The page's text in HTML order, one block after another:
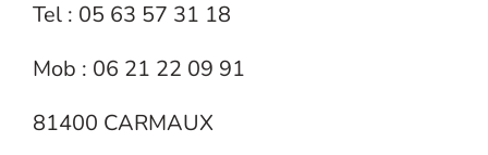
Tel : 05 63 57 31 18
Mob : 06 21 22 09 91
81400 CARMAUX